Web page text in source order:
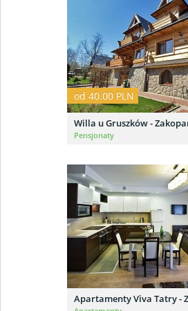
od 40.00 PLN
Willa u Gruszków -
Pensjonaty
Apartamenty Viva Tatry -